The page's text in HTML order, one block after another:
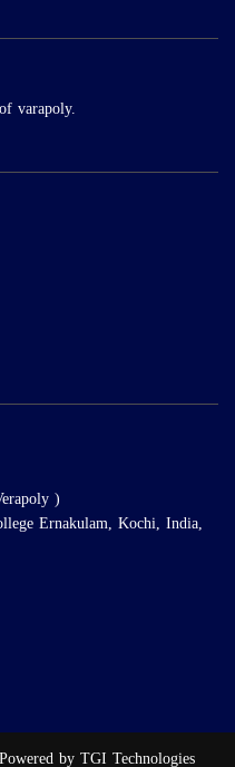
varapoly.
)
Ernakulam, Kochi, India,
by TGI Technologies